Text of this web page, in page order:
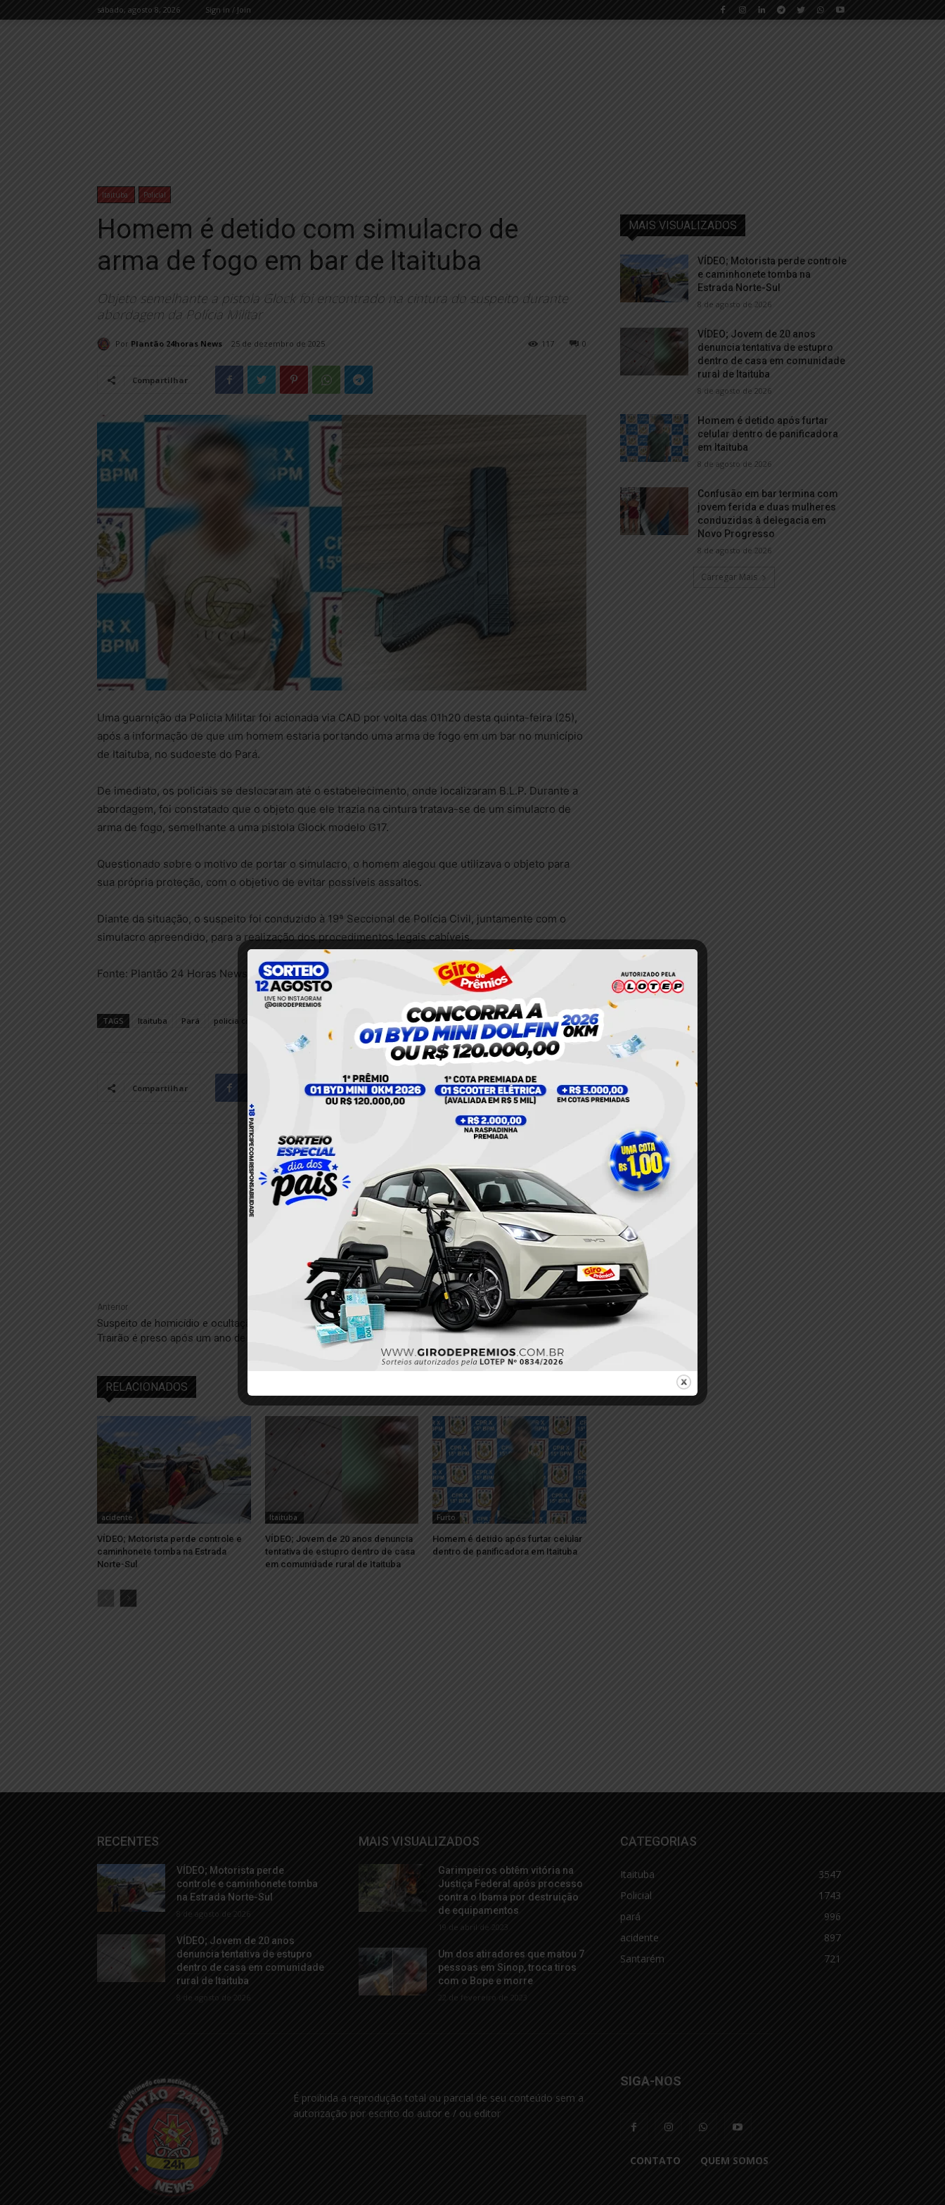
sábado, agosto 8, 2026 Sign in / Join
Itaituba Policial
Homem é detido com simulacro de
arma de fogo em bar de Itaituba
Objeto semelhante a pistola Glock foi encontrado na cintura do suspeito durante
abordagem da Polícia Militar
Por Plantão 24horas News 25 de dezembro de 2025 0
117
Compartilhar
Uma guarnição da Polícia Militar foi acionada via CAD por volta das 01h20 desta quinta-feira (25),
após a informação de que um homem estaria portando uma arma de fogo em um bar no município
de Itaituba, no sudoeste do Pará.
De imediato, os policiais se deslocaram até o estabelecimento, onde localizaram B.L.P. Durante a
abordagem, foi constatado que o objeto que ele trazia na cintura tratava-se de um simulacro de
arma de fogo, semelhante a uma pistola Glock modelo G17.
Questionado sobre o motivo de portar o simulacro, o homem alegou que utilizava o objeto para
sua própria proteção, com o objetivo de evitar possíveis assaltos.
Diante da situação, o suspeito foi conduzido à 19ª Seccional de Polícia Civil, juntamente com o
simulacro apreendido, para a realização dos procedimentos legais cabíveis.
Fonte: Plantão 24 Horas News
TAGS Itaituba Pará policia civil
Compartilhar Twitter Pinterest
Anterior
Suspeito de homicídio e ocultação de cadáver em
Trairão é preso após um ano de investigação
Próximo
Homem é imobilizado com arma elétrica após
ameaçar companheira em Itaituba
RELACIONADOS
acidente
VÍDEO; Motorista perde controle e
caminhonete tomba na Estrada
Norte-Sul
Itaituba
VÍDEO; Jovem de 20 anos denuncia
tentativa de estupro dentro de casa
em comunidade rural de Itaituba
Furto
Homem é detido após furtar celular
dentro de panificadora em Itaituba
MAIS VISUALIZADOS
VÍDEO; Motorista perde controle
e caminhonete tomba na
Estrada Norte-Sul
8 de agosto de 2026
VÍDEO; Jovem de 20 anos
denuncia tentativa de estupro
dentro de casa em comunidade
rural de Itaituba
8 de agosto de 2026
Homem é detido após furtar
celular dentro de panificadora
em Itaituba
8 de agosto de 2026
Confusão em bar termina com
jovem ferida e duas mulheres
conduzidas à delegacia em
Novo Progresso
8 de agosto de 2026
Carregar Mais
RECENTES
VÍDEO; Motorista perde
controle e caminhonete tomba
na Estrada Norte-Sul
8 de agosto de 2026
VÍDEO; Jovem de 20 anos
denuncia tentativa de estupro
dentro de casa em comunidade
rural de Itaituba
8 de agosto de 2026
MAIS VISUALIZADOS
Garimpeiros obtêm vitória na
Justiça Federal após processo
contra o Ibama por destruição
de equipamentos
19 de abril de 2023
Um dos atiradores que matou 7
pessoas em Sinop, troca tiros
com o Bope e morre
22 de fevereiro de 2023
CATEGORIAS
Itaituba
3547
Policial
1743
pará
996
acidente
897
Santarém
721
É proibida a reprodução total ou parcial de seu conteúdo sem a
autorização por escrito do autor e / ou editor
SIGA-NOS
CONTATO QUEM SOMOS